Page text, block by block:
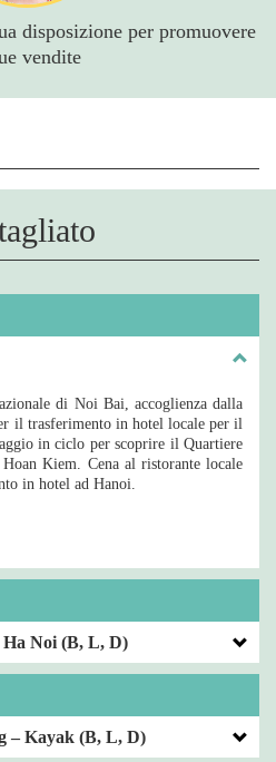
disposizione per promuovere
vendite
di Noi Bai, accoglienza dalla
il trasferimento in hotel locale per il
in ciclo per scoprire il Quartiere
Kiem. Cena al ristorante locale
in hotel ad Hanoi.
Ha Noi (B, L, D)
– Kayak (B, L, D)